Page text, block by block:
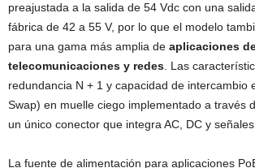
preajustada a la salida de 54 Vdc con una
fábrica de 42 a 55 V, por lo que el modelo
para una gama más amplia de aplicaciones
telecomunicaciones y redes . Las
redundancia N + 1 y capacidad de intercambio
Swap) en muelle ciego implementado a través
un único conector que integra AC, DC y señales
La fuente de alimentación para aplicaciones